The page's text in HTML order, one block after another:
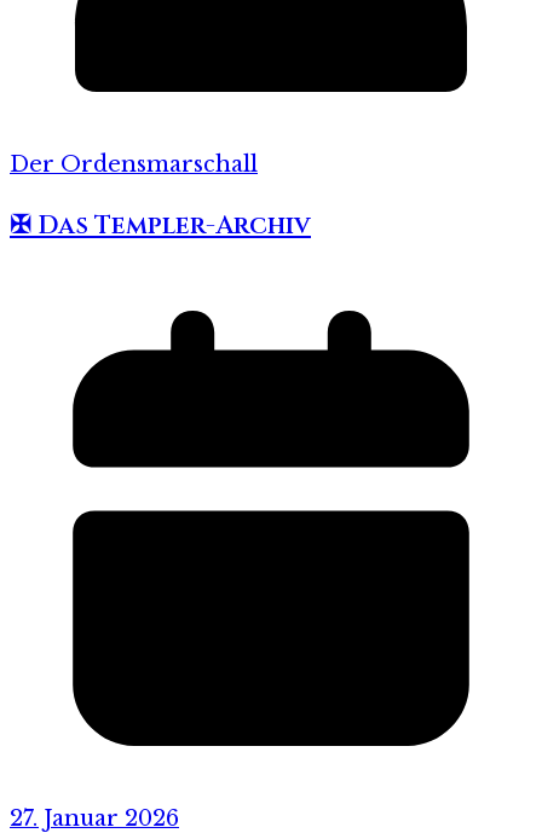
Der Ordensmarschall
✠ Das Templer-Archiv
27. Januar 2026